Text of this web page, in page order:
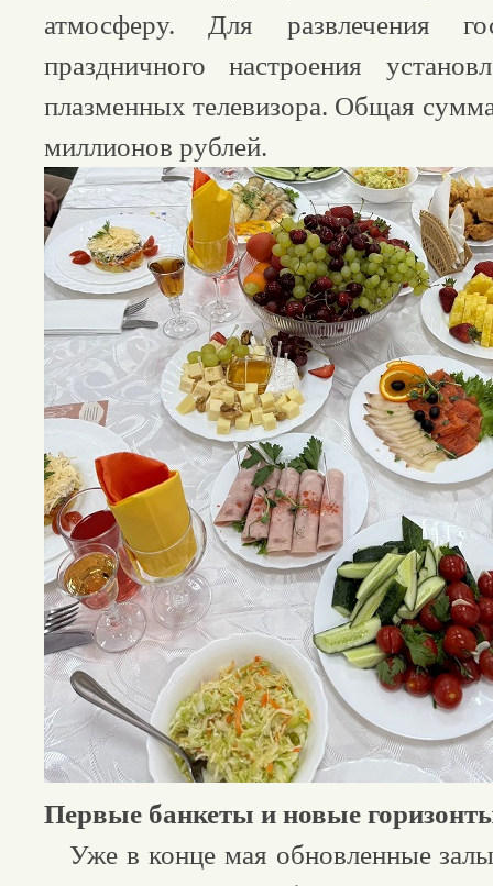
атмосферу. Для развлечения
праздничного настроения
плазменных телевизора. Общая
миллионов рублей.
Первые банкеты и новые
Уже в конце мая обновленные